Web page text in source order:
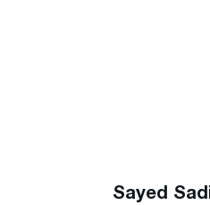
Sayed